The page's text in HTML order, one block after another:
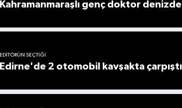
Kahramanmaraşlı genç doktor
EDITÖRÜN SEÇTIĞI
Edirne'de 2 otomobil kavşakta